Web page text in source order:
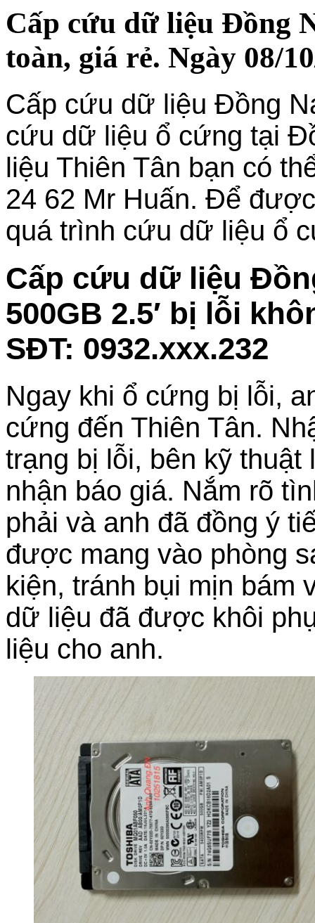
Cấp cứu dữ liệu Đồng
toàn, giá rẻ. Ngày 08/
Cấp cứu dữ liệu Đồng
cứu dữ liệu ổ cứng tại
liệu Thiên Tân bạn có
24 62 Mr Huấn. Để
quá trình cứu dữ liệu ổ
Cấp cứu dữ liệu
500GB 2.5′ bị lỗi
SĐT: 0932.xxx.232
Ngay khi ổ cứng bị lỗi,
cứng đến Thiên Tân.
trạng bị lỗi, bên kỹ thuật
nhận báo giá. Nắm rõ
phải và anh đã đồng ý
được mang vào phòng
kiện, tránh bụi mịn bám
dữ liệu đã được khôi
liệu cho anh.